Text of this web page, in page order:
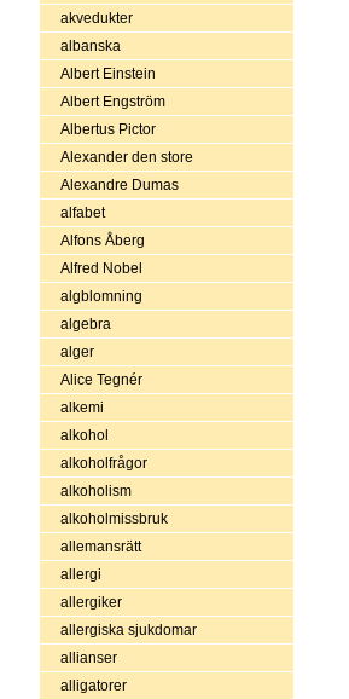
akvedukter
albanska
Albert Einstein
Albert Engström
Albertus Pictor
Alexander den store
Alexandre Dumas
alfabet
Alfons Åberg
Alfred Nobel
algblomning
algebra
alger
Alice Tegnér
alkemi
alkohol
alkoholfrågor
alkoholism
alkoholmissbruk
allemansrätt
allergi
allergiker
allergiska sjukdomar
allianser
alligatorer